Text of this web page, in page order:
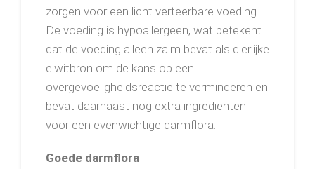
zorgen voor een licht verteerbare voeding.
De voeding is hypoallergeen, wat betekent
dat de voeding alleen zalm bevat als dierlijke
eiwitbron om de kans op een
overgevoeligheidsreactie te verminderen en
bevat daarnaast nog extra ingrediënten
voor een evenwichtige darmflora.
Goede darmflora